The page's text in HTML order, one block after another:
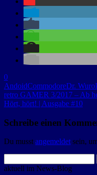
0
AndoidCommodoreDr. Wuro
retro GAMER 3/2017 – Ab
Hört, hört! | Ausgabe #10
Schreibe einen
Du musst angemeldet sein,
nach:
aktuell im News-Blog